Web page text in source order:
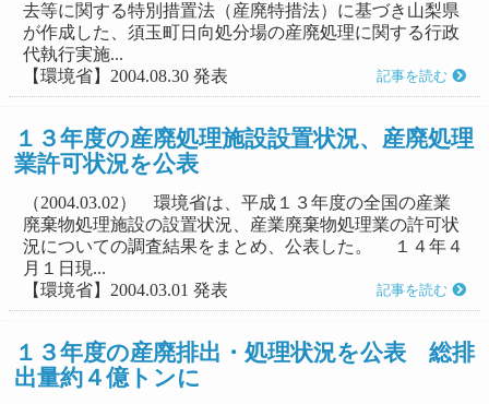
去等に関する特別措置法（産廃特措法）に基づき山梨県
が作成した、須玉町日向処分場の産廃処理に関する行政
代執行実施...
【環境省】2004.08.30 発表
記事を読む
１３年度の産廃処理施設設置状況、産廃処理
業許可状況を公表
（2004.03.02） 環境省は、平成１３年度の全国の産業
廃棄物処理施設の設置状況、産業廃棄物処理業の許可状
況についての調査結果をまとめ、公表した。 １４年４
月１日現...
【環境省】2004.03.01 発表
記事を読む
１３年度の産廃排出・処理状況を公表 総排
出量約４億トンに